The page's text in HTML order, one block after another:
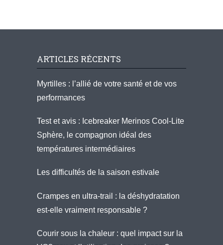
ARTICLES RÉCENTS
Myrtilles : l’allié de votre santé et de vos
performances
Test et avis : Icebreaker Merinos Cool-Lite
Sphère, le compagnon idéal des
températures intermédiaires
Les difficultés de la saison estivale
Crampes en ultra-trail : la déshydratation
est-elle vraiment responsable ?
Courir sous la chaleur : quel impact sur la